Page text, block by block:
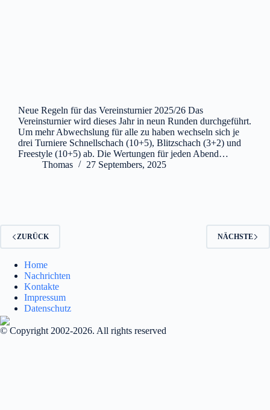
Neue Regeln für das Vereinsturnier 2025/26 Das
Vereinsturnier wird dieses Jahr in neun Runden durchgeführt.
Um mehr Abwechslung für alle zu haben wechseln sich je
drei Turniere Schnellschach (10+5), Blitzschach (3+2) und
Freestyle (10+5) ab. Die Wertungen für jeden Abend…
Thomas
27 Septembers, 2025
ZURÜCK NÄCHSTE
Home
Nachrichten
Kontakte
Impressum
Datenschutz
© Copyright 2002-2026. All rights reserved